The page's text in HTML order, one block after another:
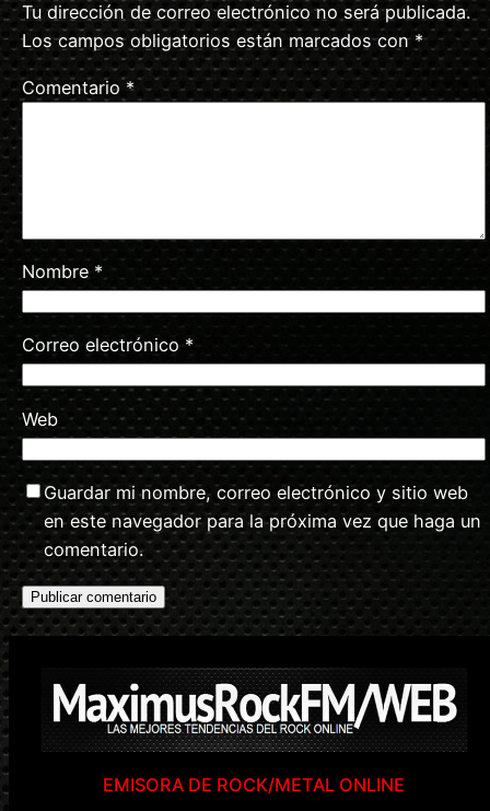
Tu dirección de correo electrónico no será publicada.
Los campos obligatorios están marcados con *
Comentario*
Nombre *
Correo electrónico *
Web
Guardar mi nombre, correo electrónico y sitio web
en este navegador para la próxima vez que haga un
comentario.
EMISORA DE ROCK/METAL ONLINE